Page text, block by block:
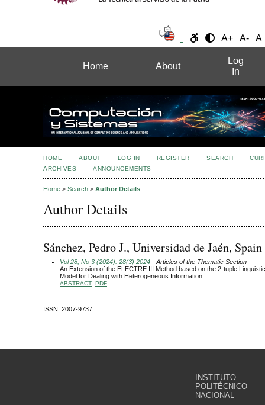
A+ A- A
Home About
Log
In
HOME ABOUT LOG IN REGISTER SEARCH
ARCHIVES
ANNOUNCEMENTS
Home > Search > Author Details
Author Details
Sánchez, Pedro J., Universidad de Jaén, Spain
Vol 28, No 3 (2024): 28(3) 2024 - Articles of the Thematic Section
An Extension of the ELECTRE III Method based on the 2-tuple
Model for Dealing with Heterogeneous Information
ABSTRACT PDF
ISSN: 2007-9737
INSTITUTO
POLITÉCNICO
NACIONAL